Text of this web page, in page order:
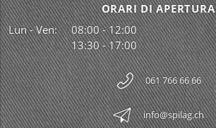
ORARI DI APERTURA
Lun - Ven:
08:00 - 12:00
13:30 - 17:00
061 766 66 66
info@spilag.ch